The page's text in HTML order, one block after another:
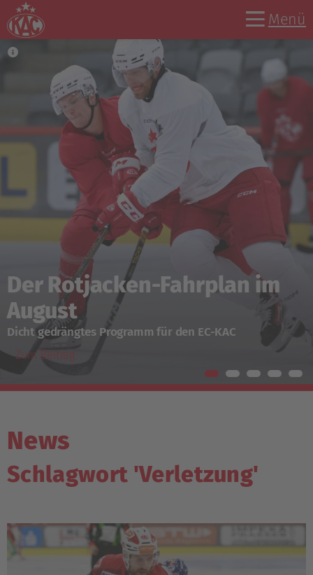
Menü
Der Rotjacken-Fahrplan im
August
Dicht gedrängtes Programm für den EC-KAC
Zum Beitrag
News
Schlagwort 'Verletzung'